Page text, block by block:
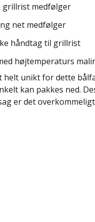
grillrist medfølger
net medfølger
håndtag til grillrist
højtemperaturs
helt unikt for dette
kan pakkes ned.
er det